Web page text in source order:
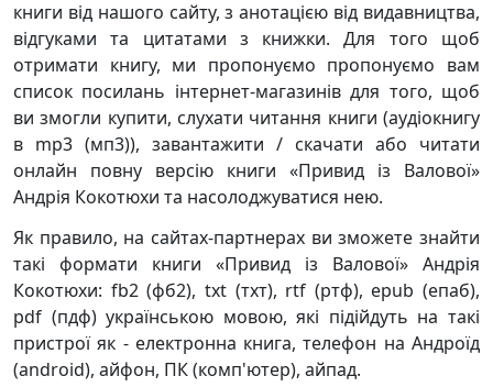
книги від нашого сайту, з анотацією від видавництва,
відгуками та цитатами з книжки. Для того щоб
отримати книгу, ми пропонуємо пропонуємо вам
список посилань інтернет-магазинів для того, щоб
ви змогли купити, слухати читання книги (аудіокнигу
в mp3 (мп3)), завантажити / скачати або читати
онлайн повну версію книги «Привид із Валової»
Андрія Кокотюхи та насолоджуватися нею.
Як правило, на сайтах-партнерах ви зможете знайти
такі формати книги «Привид із Валової» Андрія
Кокотюхи: fb2 (фб2), txt (тхт), rtf (ртф), epub (епаб),
pdf (пдф) українською мовою, які підійдуть на такі
пристрої як - електронна книга, телефон на Андроїд
(android), айфон, ПК (комп'ютер), айпад.